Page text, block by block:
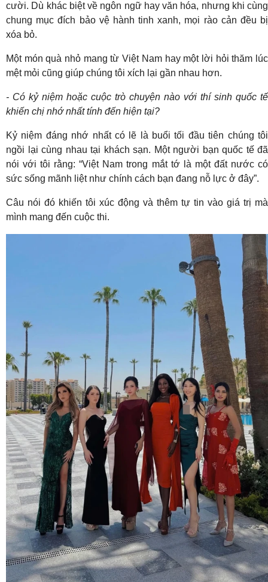
cười. Dù khác biệt về ngôn ngữ hay văn hóa, nhưng khi cùng
chung mục đích bảo vệ hành tinh xanh, mọi rào cản đều bị
xóa bỏ.
Một món quà nhỏ mang từ Việt Nam hay một lời hỏi thăm lúc
mệt mỏi cũng giúp chúng tôi xích lại gần nhau hơn.
- Có kỷ niệm hoặc cuộc trò chuyện nào với thí sinh quốc tế
khiến chị nhớ nhất tính đến hiện tại?
Kỷ niệm đáng nhớ nhất có lẽ là buổi tối đầu tiên chúng tôi
ngồi lại cùng nhau tại khách sạn. Một người bạn quốc tế đã
nói với tôi rằng: “Việt Nam trong mắt tớ là một đất nước có
sức sống mãnh liệt như chính cách bạn đang nỗ lực ở đây”.
Câu nói đó khiến tôi xúc động và thêm tự tin vào giá trị mà
mình mang đến cuộc thi.